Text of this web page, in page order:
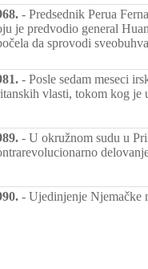
- Predsednik Perua
je predvodio general
da sprovodi
- Posle sedam meseci
vlasti, tokom kog je
- U okružnom sudu u
- Ujedinjenje Njemačke